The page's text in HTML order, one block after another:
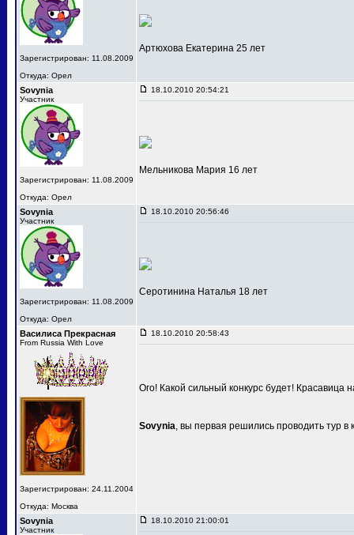
Зарегистрирован: 11.08.2009
Откуда: Орел
Артюхова Екатерина 25 лет
Sovynia
Участник
Зарегистрирован: 11.08.2009
Откуда: Орел
18.10.2010 20:54:21
Мельникова Мария 16 лет
Sovynia
Участник
Зарегистрирован: 11.08.2009
Откуда: Орел
18.10.2010 20:56:46
Серотинина Наталья 18 лет
Василиса Прекрасная
From Russia With Love
Зарегистрирован: 24.11.2004
Откуда: Москва
18.10.2010 20:58:43
Ого! Какой сильный конкурс будет! Красавица
Sovynia, вы первая решились проводить тур в
Sovynia
Участник
18.10.2010 21:00:01